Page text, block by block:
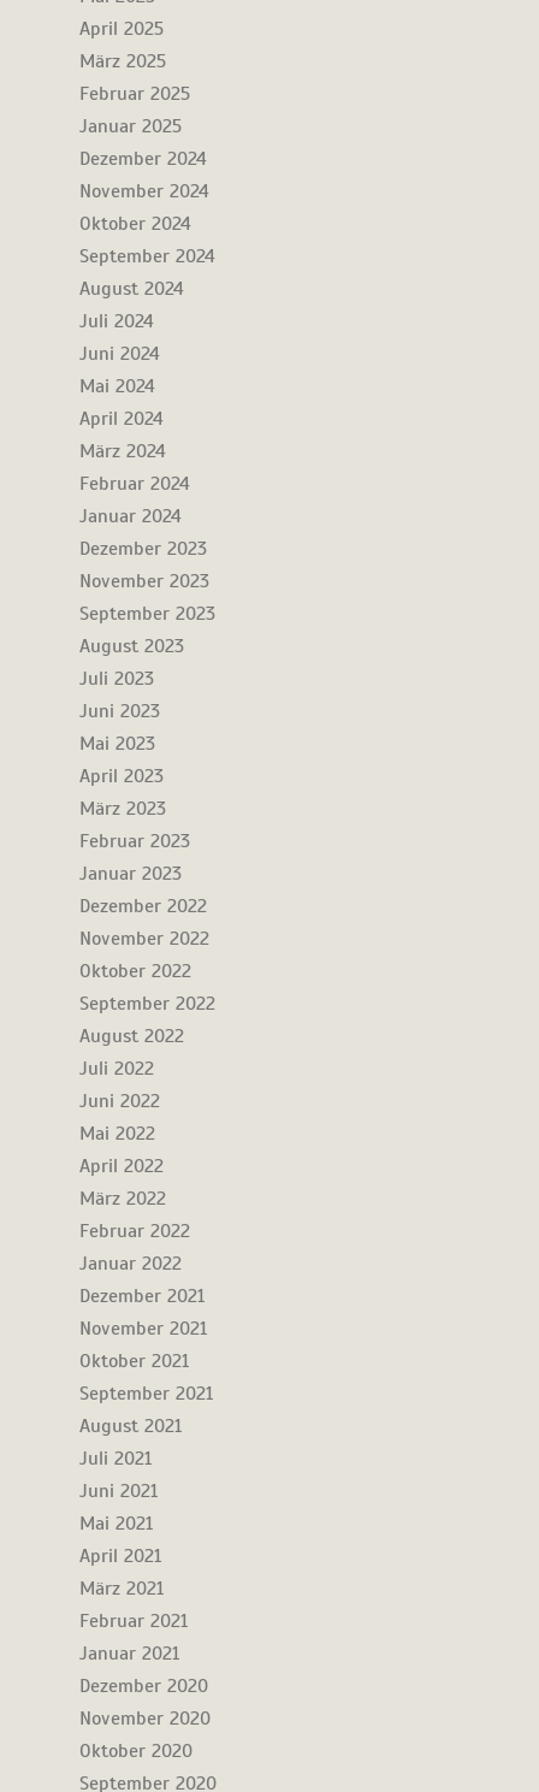
April 2025
März 2025
Februar 2025
Januar 2025
Dezember 2024
November 2024
Oktober 2024
September 2024
August 2024
Juli 2024
Juni 2024
Mai 2024
April 2024
März 2024
Februar 2024
Januar 2024
Dezember 2023
November 2023
September 2023
August 2023
Juli 2023
Juni 2023
Mai 2023
April 2023
März 2023
Februar 2023
Januar 2023
Dezember 2022
November 2022
Oktober 2022
September 2022
August 2022
Juli 2022
Juni 2022
Mai 2022
April 2022
März 2022
Februar 2022
Januar 2022
Dezember 2021
November 2021
Oktober 2021
September 2021
August 2021
Juli 2021
Juni 2021
Mai 2021
April 2021
März 2021
Februar 2021
Januar 2021
Dezember 2020
November 2020
Oktober 2020
September 2020